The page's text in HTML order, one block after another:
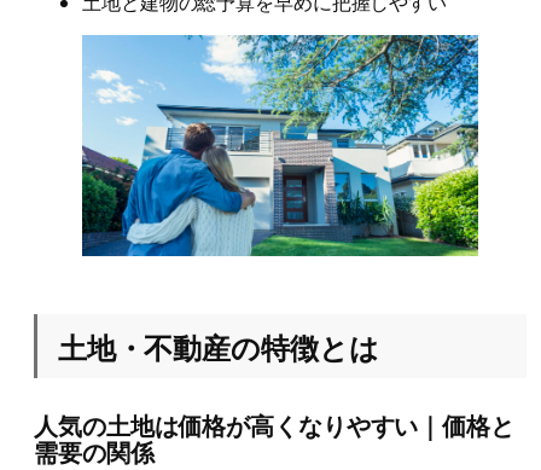
土地・不動産の特徴とは
人気の土地は価格が高くなりやすい｜価格と
需要の関係